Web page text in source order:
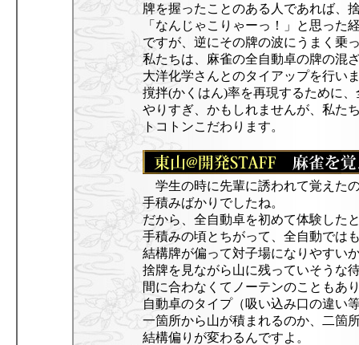
牌を握ったことのある人であれば、
「なんじゃこりゃーっ！」と思った
ですが、逆にその牌の波にうまく乗
私たちは、麻雀の全自動卓の牌の混
大洋化学さんとのタイアップを行い
撹拌(かくはん)率を再現するために
やりすぎ、かもしれませんが、私た
トコトンこだわります。
学生の時に先輩に誘われて覚えた
手積みばかりでしたね。
だから、全自動卓を初めて体験した
手積みの頃とちがって、全自動では
結構牌が偏って対子場になりやすい
捨牌を見ながら山に残っていそうな
間に合わなくてノーテンのこともあ
自動卓のタイプ（吸い込み口の違い
一箇所から山が積まれるのか、二箇
結構偏りが変わるんですよ。